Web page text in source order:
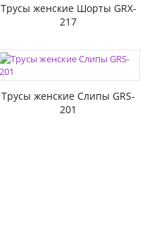
Трусы женские Шорты GRX-
217
Трусы женские Слипы GRS-
201